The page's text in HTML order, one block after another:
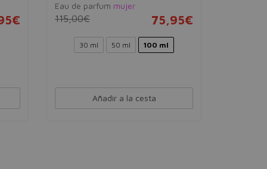
Eau de parfum mujer
115,00€ 75,95€
30 ml 50 ml 100 ml
Añadir a la cesta